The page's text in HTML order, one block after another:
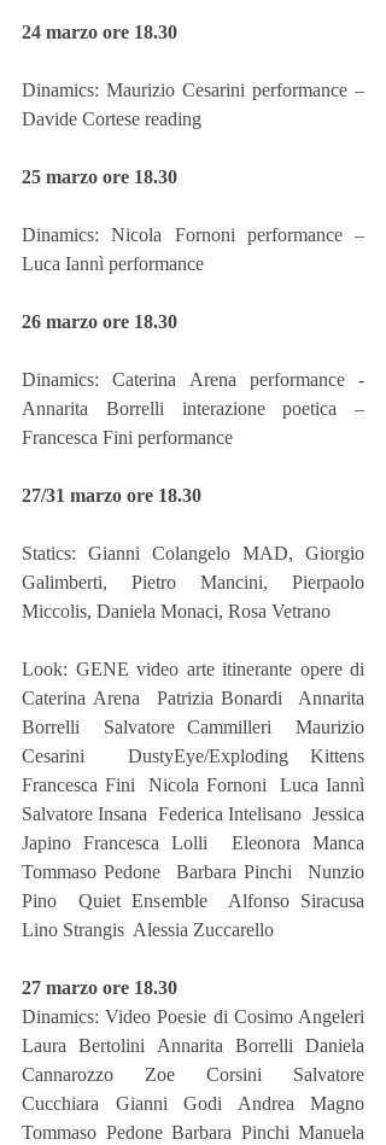
24 marzo ore 18.30
Dinamics: Maurizio Cesarini performance –
Davide Cortese reading
25 marzo ore 18.30
Dinamics: Nicola Fornoni performance –
Luca Iannì performance
26 marzo ore 18.30
Dinamics: Caterina Arena performance -
Annarita Borrelli interazione poetica –
Francesca Fini performance
27/31 marzo ore 18.30
Statics: Gianni Colangelo MAD, Giorgio
Galimberti, Pietro Mancini, Pierpaolo
Miccolis, Daniela Monaci, Rosa Vetrano
Look: GENE video arte itinerante opere di
Caterina Arena  Patrizia Bonardi  Annarita
Borrelli  Salvatore Cammilleri  Maurizio
Cesarini  DustyEye/Exploding Kittens
Francesca Fini  Nicola Fornoni  Luca Iannì
Salvatore Insana  Federica Intelisano  Jessica
Japino Francesca Lolli  Eleonora Manca
Tommaso Pedone  Barbara Pinchi  Nunzio
Pino  Quiet Ensemble  Alfonso Siracusa
Lino Strangis  Alessia Zuccarello
27 marzo ore 18.30
Dinamics: Video Poesie di Cosimo Angeleri
Laura Bertolini Annarita Borrelli Daniela
Cannarozzo Zoe Corsini Salvatore
Cucchiara Gianni Godi Andrea Magno
Tommaso Pedone Barbara Pinchi Manuela